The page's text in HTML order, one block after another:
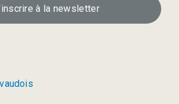
à la newsletter